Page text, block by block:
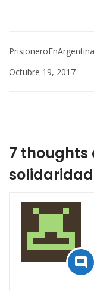
Octubre 19, 2017
7 thoughts
